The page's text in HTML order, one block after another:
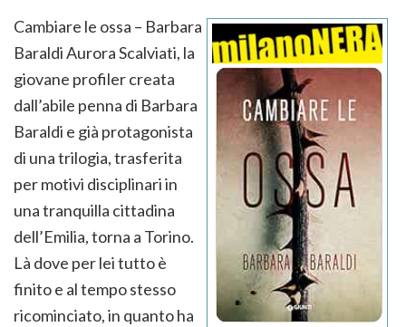
Cambiare le ossa – Barbara
Baraldi Aurora Scalviati, la
giovane profiler creata
dall’abile penna di Barbara
Baraldi e già protagonista
di una trilogia, trasferita
per motivi disciplinari in
una tranquilla cittadina
dell’Emilia, torna a Torino.
Là dove per lei tutto è
finito e al tempo stesso
ricominciato, in quanto ha